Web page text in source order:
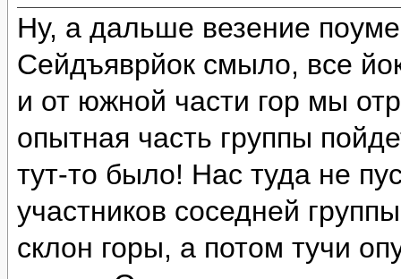
Ну, а дальше везение
Сейдъяврйок смыло, все
и от южной части гор мы
опытная часть группы
тут-то было! Нас туда не
участников соседней
склон горы, а потом тучи